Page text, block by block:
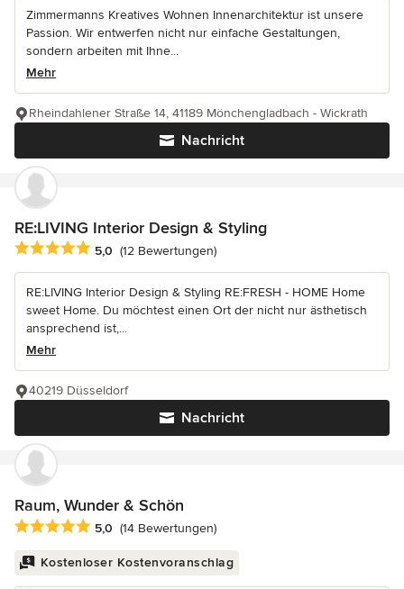
Zimmermanns Kreatives Wohnen Innenarchitektur ist unsere
Passion. Wir entwerfen nicht nur einfache Gestaltungen,
sondern arbeiten mit Ihne...
Mehr
Nachricht
Rheindahlener Straße 14, 41189 Mönchengladbach - Wickrath
RE:LIVING Interior Design & Styling
Durchschnittliche Bewertung: 5 von 5 Sternen
5,0 (12 Bewertungen)
RE:LIVING Interior Design & Styling RE:FRESH - HOME Home
sweet Home. Du möchtest einen Ort der nicht nur ästhetisch
ansprechend ist,...
Mehr
Nachricht
40219 Düsseldorf
Raum, Wunder & Schön
Durchschnittliche Bewertung: 5 von 5 Sternen
5,0 (14 Bewertungen)
Kostenloser Kostenvoranschlag